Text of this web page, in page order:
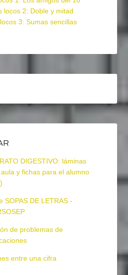
locos 2: Doble y mitad
3: Sumas sencillas
DIGESTIVO: láminas
y fichas para el alumno
SOPAS DE LETRAS -
de problemas de
entre una cifra